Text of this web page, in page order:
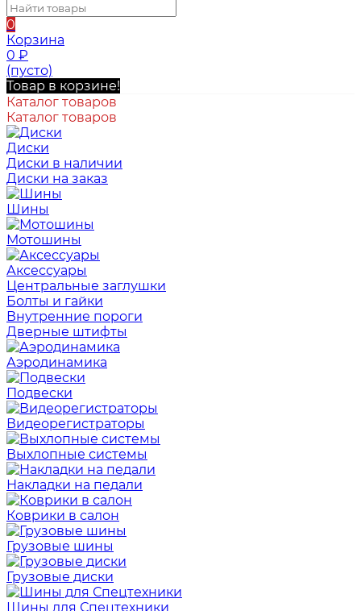
0
Корзина
0 ₽
(пусто)
Товар в корзине!
Каталог товаров
Каталог товаров
Диски
Диски в наличии
Диски на заказ
Шины
Мотошины
Аксессуары
Центральные заглушки
Болты и гайки
Внутренние пороги
Дверные штифты
Аэродинамика
Подвески
Видеорегистраторы
Выхлопные системы
Накладки на педали
Коврики в салон
Грузовые шины
Грузовые диски
Шины для Спецтехники